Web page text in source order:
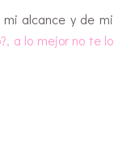
mi alcance y de mi
a lo mejor no te lo